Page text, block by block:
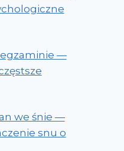
egzaminie —
we śnie —
snu o